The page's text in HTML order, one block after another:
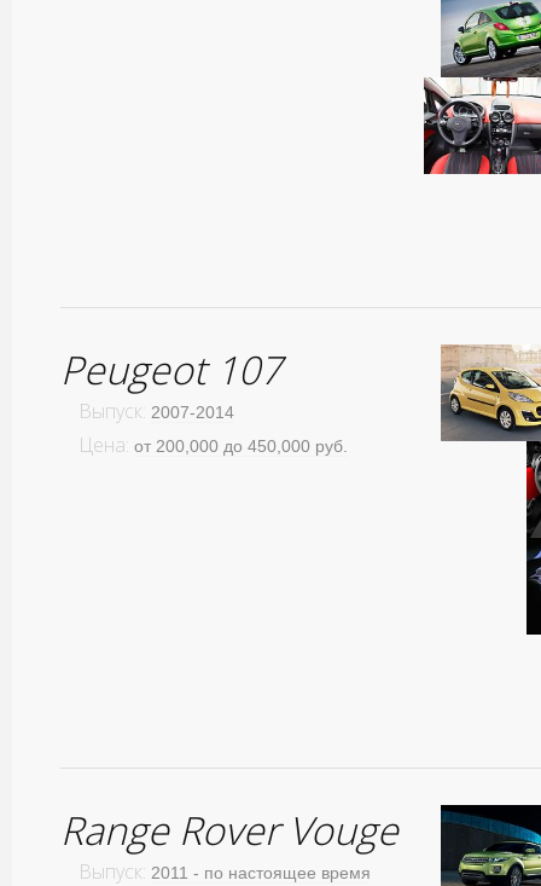
Peugeot 107
Выпуск: 2007-2014
Цена: от 200,000 до 450,000 руб.
Range Rover Vouge
Выпуск: 2011 - по настоящее время